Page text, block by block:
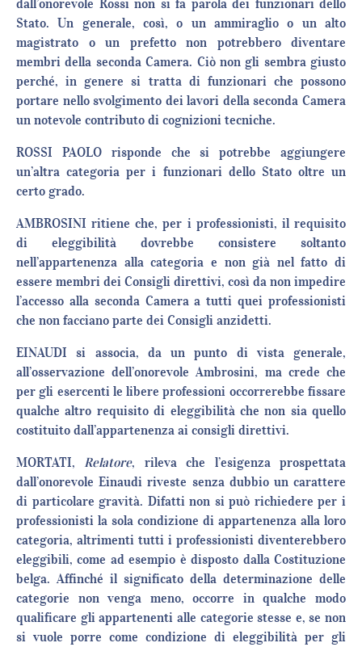
dall’onorevole Rossi non si fa parola dei funzionari dello
Stato. Un generale, così, o un ammiraglio o un alto
magistrato o un prefetto non potrebbero diventare
membri della seconda Camera. Ciò non gli sembra giusto
perché, in genere si tratta di funzionari che possono
portare nello svolgimento dei lavori della seconda Camera
un notevole contributo di cognizioni tecniche.
ROSSI PAOLO risponde che si potrebbe aggiungere
un’altra categoria per i funzionari dello Stato oltre un
certo grado.
AMBROSINI ritiene che, per i professionisti, il requisito
di eleggibilità dovrebbe consistere soltanto
nell’appartenenza alla categoria e non già nel fatto di
essere membri dei Consigli direttivi, così da non impedire
l’accesso alla seconda Camera a tutti quei professionisti
che non facciano parte dei Consigli anzidetti.
EINAUDI si associa, da un punto di vista generale,
all’osservazione dell’onorevole Ambrosini, ma crede che
per gli esercenti le libere professioni occorrerebbe fissare
qualche altro requisito di eleggibilità che non sia quello
costituito dall’appartenenza ai consigli direttivi.
MORTATI,Relatore, rileva che l’esigenza prospettata
dall’onorevole Einaudi riveste senza dubbio un carattere
di particolare gravità. Difatti non si può richiedere per i
professionisti la sola condizione di appartenenza alla loro
categoria, altrimenti tutti i professionisti diventerebbero
eleggibili, come ad esempio è disposto dalla Costituzione
belga. Affinché il significato della determinazione delle
categorie non venga meno, occorre in qualche modo
qualificare gli appartenenti alle categorie stesse e, se non
si vuole porre come condizione di eleggibilità per gli